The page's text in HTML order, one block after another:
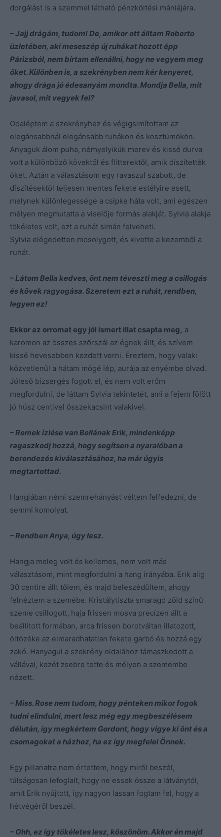
dorgálást is a szemmel látható pénzköltési mániájára.
– Jajj drágám, tudom! De, amikor ott álltam Roberto
üzletében, aki meseszép új ruhákat hozott épp
Párizsból, nem bírtam ellenállni, hogy ne vegyem meg
őket. Különben is, a szekrényben nem kér kenyeret,
ahogy drága jó édesanyám mondta. Mondja Bella, mit
javasol, mit vegyek fel?
Odaléptem a szekrényhez és végigsimítottam az
elegánsabbnál elegánsabb ruhákon és kosztümökön.
Anyaguk álom puha, némyelyikük merev és kissé durva
volt a különböző kövektől és flitterektől, amik díszítették
őket. Aztán a választásom egy ravaszul szabott, de
díszítésektől teljesen mentes fekete estélyire esett,
melynek különlegessége a csipke háta volt, ami egészen
mélyen megmutatta a viselője formás alakját. Sylvia alakja
tökéletes volt, ezt a ruhát simán felveheti.
Sylvia elégedetten mosolygott, és kivette a kezemből a
ruhát.
– Látom Bella kedves, önt nem téveszti meg a csillogás
és kövek ragyogása. Szeretem ezt a ruhát, rendben,
legyen ez!
Ekkor az orromat egy jól ismert illat csapta meg, a
karomon az összes szőrszál az égnek állt, és szívem
kissé hevesebben kezdett verni. Éreztem, hogy valaki
közvetlenül a hátam mögé lép, aurája az enyémbe olvad.
Jóleső bizsergés fogott el, és nem volt erőm
megfordulni, de láttam Sylvia tekintetét, ami a fejem fölött
jó húsz centivel összekacsint valakivel.
– Remek ízlése van Bellának Erik, mindenképp
ragaszkodj hozzá, hogy segítsen a nyaralóban a
berendezés kiválasztásához, ha már úgyis
megtartottad.
Hangjában némi szemrehányást véltem felfedezni, de
semmi komolyat.
– Rendben Anya, úgy lesz.
Hangja meleg volt és kellemes, nem volt más
választásom, mint megfordulni a hang irányába. Erik alig
30 centire állt tőlem, és majd beleszédültem, ahogy
felnéztem a szemébe. Kristálytiszta smaragd zöld színű
szeme csillogott, haja frissen mosva precízen állt a
beállított formában, arca frissen borotváltan illatozott,
öltözéke az elmaradhatatlan fekete garbó és hozzá egy
zakó. Hanyagul a szekrény oldalához támaszkodott a
vállával, kezét zsebre tette és mélyen a szemembe
nézett.
– Miss. Rose nem tudom, hogy pénteken mikor fogok
tudni elindulni, mert lesz még egy megbeszélésem
délután, így megkértem Gordont, hogy vigye ki önt és a
csomagokat a házhoz, ha ez így megfelel Önnek.
Egy pillanatra nem értettem, hogy miről beszél,
túlságosan lefoglalt, hogy ne essek össze a látványtól,
amit Erik nyújtott, így nagyon lassan fogtam fel, hogy a
hétvégéről beszél.
– Ohh, ez így tökéletes lesz, köszönöm. Akkor én majd